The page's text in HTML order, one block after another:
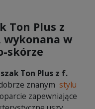
Ton Plus z
w
skórze
Ton Plus z f.
znanym stylu
zapewniające